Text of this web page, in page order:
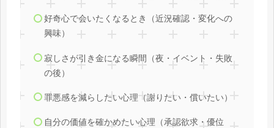
好奇心で会いたくなるとき（近況確認・変化への
興味）
寂しさが引き金になる瞬間（夜・イベント・失敗
の後）
罪悪感を減らしたい心理（謝りたい・償いたい）
自分の価値を確かめたい心理（承認欲求・優位